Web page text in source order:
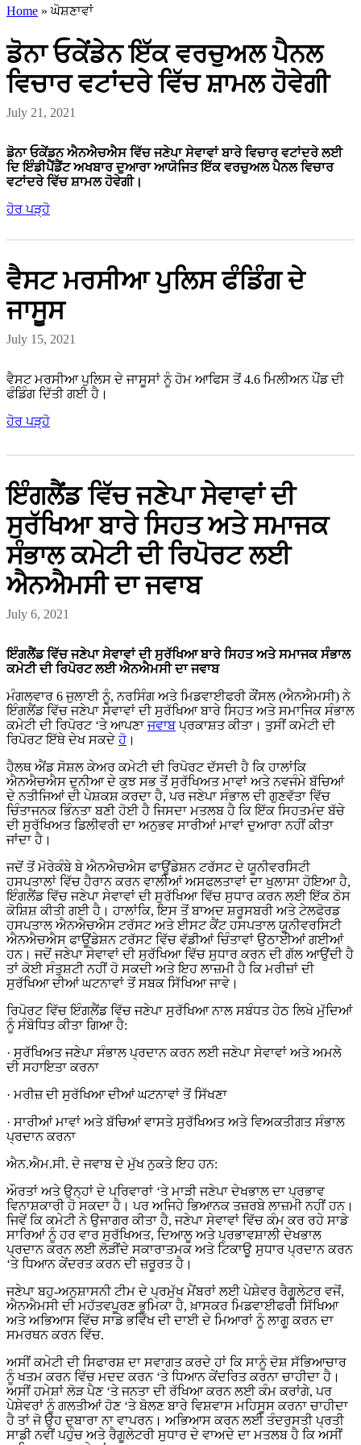
Home » ਘੋਸ਼ਣਾਵਾਂ
ਡੋਨਾ ਓਕੇਂਡੇਨ ਇੱਕ ਵਰਚੁਅਲ ਪੈਨਲ
ਵਿਚਾਰ ਵਟਾਂਦਰੇ ਵਿੱਚ ਸ਼ਾਮਲ ਹੋਵੇਗੀ
July 21, 2021
ਡੋਨਾ ਓਕੇਂਡਨ ਐਨਐਚਐਸ ਵਿੱਚ ਜਣੇਪਾ ਸੇਵਾਵਾਂ ਬਾਰੇ ਵਿਚਾਰ ਵਟਾਂਦਰੇ ਲਈ
ਦਿ ਇੰਡੀਪੈਂਡੈਂਟ ਅਖਬਾਰ ਦੁਆਰਾ ਆਯੋਜਿਤ ਇੱਕ ਵਰਚੁਅਲ ਪੈਨਲ ਵਿਚਾਰ
ਵਟਾਂਦਰੇ ਵਿੱਚ ਸ਼ਾਮਲ ਹੋਵੇਗੀ।
ਹੋਰ ਪੜ੍ਹੋ
ਵੈਸਟ ਮਰਸੀਆ ਪੁਲਿਸ ਫੰਡਿੰਗ ਦੇ
ਜਾਸੂਸ
July 15, 2021
ਵੈਸਟ ਮਰਸੀਆ ਪੁਲਿਸ ਦੇ ਜਾਸੂਸਾਂ ਨੂੰ ਹੋਮ ਆਫਿਸ ਤੋਂ 4.6 ਮਿਲੀਅਨ ਪੌਂਡ ਦੀ
ਫੰਡਿੰਗ ਦਿੱਤੀ ਗਈ ਹੈ।
ਹੋਰ ਪੜ੍ਹੋ
ਇੰਗਲੈਂਡ ਵਿੱਚ ਜਣੇਪਾ ਸੇਵਾਵਾਂ ਦੀ
ਸੁਰੱਖਿਆ ਬਾਰੇ ਸਿਹਤ ਅਤੇ ਸਮਾਜਕ
ਸੰਭਾਲ ਕਮੇਟੀ ਦੀ ਰਿਪੋਰਟ ਲਈ
ਐਨਐਮਸੀ ਦਾ ਜਵਾਬ
July 6, 2021
ਇੰਗਲੈਂਡ ਵਿੱਚ ਜਣੇਪਾ ਸੇਵਾਵਾਂ ਦੀ ਸੁਰੱਖਿਆ ਬਾਰੇ ਸਿਹਤ ਅਤੇ ਸਮਾਜਕ ਸੰਭਾਲ
ਕਮੇਟੀ ਦੀ ਰਿਪੋਰਟ ਲਈ ਐਨਐਮਸੀ ਦਾ ਜਵਾਬ
ਮੰਗਲਵਾਰ 6 ਜੁਲਾਈ ਨੂੰ, ਨਰਸਿੰਗ ਅਤੇ ਮਿਡਵਾਈਫਰੀ ਕੌਂਸਲ (ਐਨਐਮਸੀ) ਨੇ
ਇੰਗਲੈਂਡ ਵਿੱਚ ਜਣੇਪਾ ਸੇਵਾਵਾਂ ਦੀ ਸੁਰੱਖਿਆ ਬਾਰੇ ਸਿਹਤ ਅਤੇ ਸਮਾਜਿਕ ਸੰਭਾਲ
ਕਮੇਟੀ ਦੀ ਰਿਪੋਰਟ ‘ਤੇ ਆਪਣਾਜਵਾਬਪ੍ਰਕਾਸ਼ਤ ਕੀਤਾ। ਤੁਸੀਂ ਕਮੇਟੀ ਦੀ
ਰਿਪੋਰਟ ਇੱਥੇ ਦੇਖ ਸਕਦੇਹੋ ।
ਹੈਲਥ ਐਂਡ ਸੋਸ਼ਲ ਕੇਅਰ ਕਮੇਟੀ ਦੀ ਰਿਪੋਰਟ ਦੱਸਦੀ ਹੈ ਕਿ ਹਾਲਾਂਕਿ
ਐਨਐਚਐਸ ਦੁਨੀਆ ਦੇ ਕੁਝ ਸਭ ਤੋਂ ਸੁਰੱਖਿਅਤ ਮਾਵਾਂ ਅਤੇ ਨਵਜੰਮੇ ਬੱਚਿਆਂ
ਦੇ ਨਤੀਜਿਆਂ ਦੀ ਪੇਸ਼ਕਸ਼ ਕਰਦਾ ਹੈ, ਪਰ ਜਣੇਪਾ ਸੰਭਾਲ ਦੀ ਗੁਣਵੱਤਾ ਵਿੱਚ
ਚਿੰਤਾਜਨਕ ਭਿੰਨਤਾ ਬਣੀ ਹੋਈ ਹੈ ਜਿਸਦਾ ਮਤਲਬ ਹੈ ਕਿ ਇੱਕ ਸਿਹਤਮੰਦ ਬੱਚੇ
ਦੀ ਸੁਰੱਖਿਅਤ ਡਿਲੀਵਰੀ ਦਾ ਅਨੁਭਵ ਸਾਰੀਆਂ ਮਾਵਾਂ ਦੁਆਰਾ ਨਹੀਂ ਕੀਤਾ
ਜਾਂਦਾ ਹੈ।
ਜਦੋਂ ਤੋਂ ਮੋਰੇਕੰਬੇ ਬੇ ਐਨਐਚਐਸ ਫਾਊਂਡੇਸ਼ਨ ਟਰੱਸਟ ਦੇ ਯੂਨੀਵਰਸਿਟੀ
ਹਸਪਤਾਲਾਂ ਵਿੱਚ ਹੈਰਾਨ ਕਰਨ ਵਾਲੀਆਂ ਅਸਫਲਤਾਵਾਂ ਦਾ ਖੁਲਾਸਾ ਹੋਇਆ ਹੈ,
ਇੰਗਲੈਂਡ ਵਿੱਚ ਜਣੇਪਾ ਸੇਵਾਵਾਂ ਦੀ ਸੁਰੱਖਿਆ ਵਿੱਚ ਸੁਧਾਰ ਕਰਨ ਲਈ ਇੱਕ ਠੋਸ
ਕੋਸ਼ਿਸ਼ ਕੀਤੀ ਗਈ ਹੈ। ਹਾਲਾਂਕਿ, ਇਸ ਤੋਂ ਬਾਅਦ ਸ਼ਰੂਸਬਰੀ ਅਤੇ ਟੇਲਫੋਰਡ
ਹਸਪਤਾਲ ਐਨਐਚਐਸ ਟਰੱਸਟ ਅਤੇ ਈਸਟ ਕੈਂਟ ਹਸਪਤਾਲ ਯੂਨੀਵਰਸਿਟੀ
ਐਨਐਚਐਸ ਫਾਊਂਡੇਸ਼ਨ ਟਰੱਸਟ ਵਿੱਚ ਵੱਡੀਆਂ ਚਿੰਤਾਵਾਂ ਉਠਾਈਆਂ ਗਈਆਂ
ਹਨ। ਜਦੋਂ ਜਣੇਪਾ ਸੇਵਾਵਾਂ ਦੀ ਸੁਰੱਖਿਆ ਵਿੱਚ ਸੁਧਾਰ ਕਰਨ ਦੀ ਗੱਲ ਆਉਂਦੀ ਹੈ
ਤਾਂ ਕੋਈ ਸੰਤੁਸ਼ਟੀ ਨਹੀਂ ਹੋ ਸਕਦੀ ਅਤੇ ਇਹ ਲਾਜ਼ਮੀ ਹੈ ਕਿ ਮਰੀਜ਼ਾਂ ਦੀ
ਸੁਰੱਖਿਆ ਦੀਆਂ ਘਟਨਾਵਾਂ ਤੋਂ ਸਬਕ ਸਿੱਖਿਆ ਜਾਵੇ।
ਰਿਪੋਰਟ ਵਿੱਚ ਇੰਗਲੈਂਡ ਵਿੱਚ ਜਣੇਪਾ ਸੁਰੱਖਿਆ ਨਾਲ ਸਬੰਧਤ ਹੇਠ ਲਿਖੇ ਮੁੱਦਿਆਂ
ਨੂੰ ਸੰਬੋਧਿਤ ਕੀਤਾ ਗਿਆ ਹੈ:
· ਸੁਰੱਖਿਅਤ ਜਣੇਪਾ ਸੰਭਾਲ ਪ੍ਰਦਾਨ ਕਰਨ ਲਈ ਜਣੇਪਾ ਸੇਵਾਵਾਂ ਅਤੇ ਅਮਲੇ
ਦੀ ਸਹਾਇਤਾ ਕਰਨਾ
· ਮਰੀਜ਼ ਦੀ ਸੁਰੱਖਿਆ ਦੀਆਂ ਘਟਨਾਵਾਂ ਤੋਂ ਸਿੱਖਣਾ
· ਸਾਰੀਆਂ ਮਾਵਾਂ ਅਤੇ ਬੱਚਿਆਂ ਵਾਸਤੇ ਸੁਰੱਖਿਅਤ ਅਤੇ ਵਿਅਕਤੀਗਤ ਸੰਭਾਲ
ਪ੍ਰਦਾਨ ਕਰਨਾ
ਐਨ.ਐਮ.ਸੀ. ਦੇ ਜਵਾਬ ਦੇ ਮੁੱਖ ਨੁਕਤੇ ਇਹ ਹਨ:
ਔਰਤਾਂ ਅਤੇ ਉਨ੍ਹਾਂ ਦੇ ਪਰਿਵਾਰਾਂ ‘ਤੇ ਮਾੜੀ ਜਣੇਪਾ ਦੇਖਭਾਲ ਦਾ ਪ੍ਰਭਾਵ
ਵਿਨਾਸ਼ਕਾਰੀ ਹੋ ਸਕਦਾ ਹੈ। ਪਰ ਅਜਿਹੇ ਭਿਆਨਕ ਤਜ਼ਰਬੇ ਲਾਜ਼ਮੀ ਨਹੀਂ ਹਨ।
ਜਿਵੇਂ ਕਿ ਕਮੇਟੀ ਨੇ ਉਜਾਗਰ ਕੀਤਾ ਹੈ, ਜਣੇਪਾ ਸੇਵਾਵਾਂ ਵਿੱਚ ਕੰਮ ਕਰ ਰਹੇ ਸਾਡੇ
ਸਾਰਿਆਂ ਨੂੰ ਹਰ ਵਾਰ ਸੁਰੱਖਿਅਤ, ਦਿਆਲੂ ਅਤੇ ਪ੍ਰਭਾਵਸ਼ਾਲੀ ਦੇਖਭਾਲ
ਪ੍ਰਦਾਨ ਕਰਨ ਲਈ ਲੋੜੀਂਦੇ ਸਕਾਰਾਤਮਕ ਅਤੇ ਟਿਕਾਊ ਸੁਧਾਰ ਪ੍ਰਦਾਨ ਕਰਨ
‘ਤੇ ਧਿਆਨ ਕੇਂਦਰਤ ਕਰਨ ਦੀ ਜ਼ਰੂਰਤ ਹੈ।
ਜਣੇਪਾ ਬਹੁ-ਅਨੁਸ਼ਾਸਨੀ ਟੀਮ ਦੇ ਪ੍ਰਮੁੱਖ ਮੈਂਬਰਾਂ ਲਈ ਪੇਸ਼ੇਵਰ ਰੈਗੂਲੇਟਰ ਵਜੋਂ,
ਐਨਐਮਸੀ ਦੀ ਮਹੱਤਵਪੂਰਣ ਭੂਮਿਕਾ ਹੈ, ਖ਼ਾਸਕਰ ਮਿਡਵਾਈਫਰੀ ਸਿੱਖਿਆ
ਅਤੇ ਅਭਿਆਸ ਵਿੱਚ ਸਾਡੇ ਭਵਿੱਖ ਦੀ ਦਾਈ ਦੇ ਮਿਆਰਾਂ ਨੂੰ ਲਾਗੂ ਕਰਨ ਦਾ
ਸਮਰਥਨ ਕਰਨ ਵਿੱਚ.
ਅਸੀਂ ਕਮੇਟੀ ਦੀ ਸਿਫਾਰਸ਼ ਦਾ ਸਵਾਗਤ ਕਰਦੇ ਹਾਂ ਕਿ ਸਾਨੂੰ ਦੋਸ਼ ਸੱਭਿਆਚਾਰ
ਨੂੰ ਖਤਮ ਕਰਨ ਵਿੱਚ ਮਦਦ ਕਰਨ ‘ਤੇ ਧਿਆਨ ਕੇਂਦਰਿਤ ਕਰਨਾ ਚਾਹੀਦਾ ਹੈ।
ਅਸੀਂ ਹਮੇਸ਼ਾਂ ਲੋੜ ਪੈਣ ‘ਤੇ ਜਨਤਾ ਦੀ ਰੱਖਿਆ ਕਰਨ ਲਈ ਕੰਮ ਕਰਾਂਗੇ, ਪਰ
ਪੇਸ਼ੇਵਰਾਂ ਨੂੰ ਗਲਤੀਆਂ ਹੋਣ ‘ਤੇ ਬੋਲਣ ਬਾਰੇ ਵਿਸ਼ਵਾਸ ਮਹਿਸੂਸ ਕਰਨਾ ਚਾਹੀਦਾ
ਹੈ ਤਾਂ ਜੋ ਉਹ ਦੁਬਾਰਾ ਨਾ ਵਾਪਰਨ। ਅਭਿਆਸ ਕਰਨ ਲਈ ਤੰਦਰੁਸਤੀ ਪ੍ਰਤੀ
ਸਾਡੀ ਨਵੀਂ ਪਹੁੰਚ ਅਤੇ ਰੈਗੂਲੇਟਰੀ ਸੁਧਾਰ ਦੇ ਵਾਅਦੇ ਦਾ ਮਤਲਬ ਹੈ ਕਿ ਅਸੀਂ